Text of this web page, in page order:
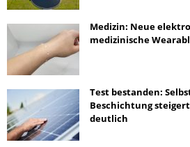
Medizin: Neue
medizinische
Test bestanden:
Beschichtung
deutlich